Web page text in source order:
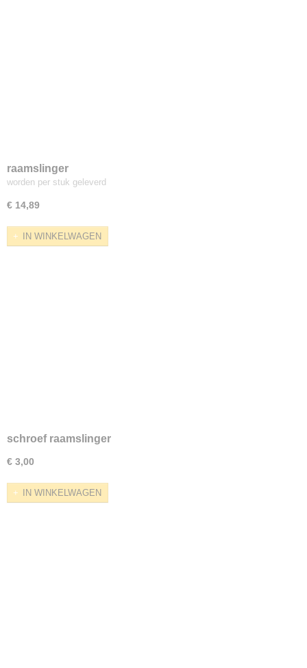
raamslinger
worden per stuk geleverd
€ 14,89
IN WINKELWAGEN
schroef raamslinger
€ 3,00
IN WINKELWAGEN